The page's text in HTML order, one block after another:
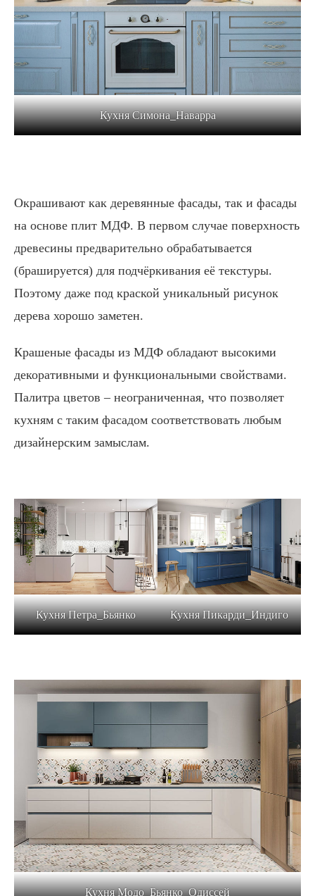
Кухня Симона_Наварра
Окрашивают как деревянные фасады, так и фасады
на основе плит МДФ. В первом случае поверхность
древесины предварительно обрабатывается
(брашируется) для подчёркивания её текстуры.
Поэтому даже под краской уникальный рисунок
дерева хорошо заметен.
Крашеные фасады из МДФ обладают высокими
декоративными и функциональными свойствами.
Палитра цветов – неограниченная, что позволяет
кухням с таким фасадом соответствовать любым
дизайнерским замыслам.
Кухня Петра_Бьянко Кухня Пикарди_Индиго
Кухня Модо_Бьянко_Одиссей